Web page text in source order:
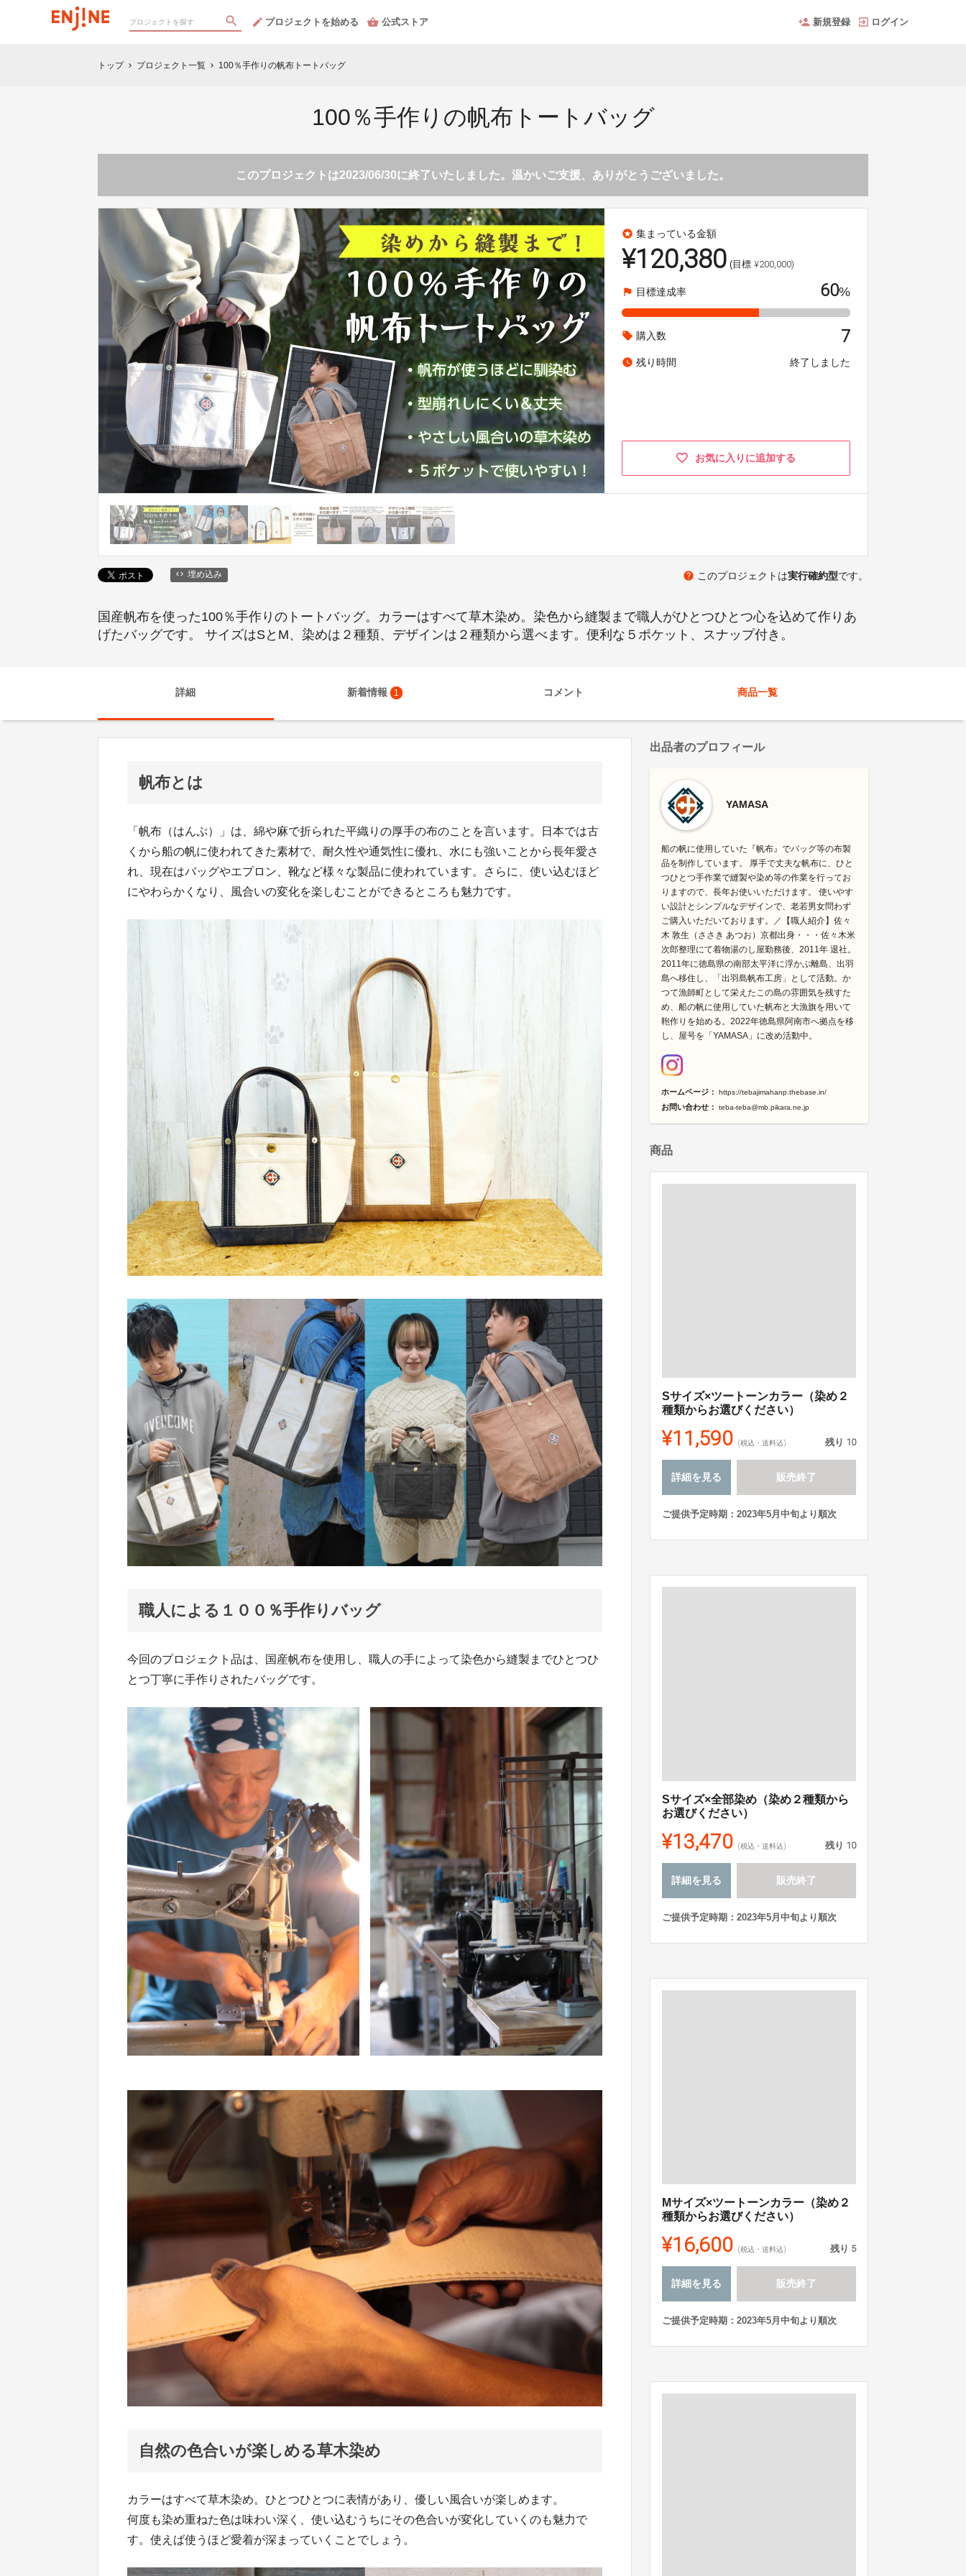
プロジェクトを始める 公式ストア 新規登録 ログイン
トップ chevron_right プロジェクト一覧 chevron_right 100％手作りの帆布トートバッグ
100％手作りの帆布トートバッグ
このプロジェクトは2023/06/30に終了いたしました。温かいご支援、ありがとうございました。
stars 集まっている金額
¥120,380 (目標 ¥200,000)
flag 目標達成率 60%
local_offer 購入数 7
watch_later 残り時間 終了しました
お気に入りに追加する
埋め込み help このプロジェクトは実行確約型です。
国産帆布を使った100％手作りのトートバッグ。カラーはすべて草木染め。染色から縫製まで職人がひとつひとつ心を込めて作りあ
げたバッグです。 サイズはSとM、染めは２種類、デザインは２種類から選べます。便利な５ポケット、スナップ付き。
詳細 新着情報 1 コメント 商品一覧
帆布とは
「帆布（はんぷ）」は、綿や麻で折られた平織りの厚手の布のことを言います。日本では古
くから船の帆に使われてきた素材で、耐久性や通気性に優れ、水にも強いことから長年愛さ
れ、現在はバッグやエプロン、靴など様々な製品に使われています。さらに、使い込むほど
にやわらかくなり、風合いの変化を楽しむことができるところも魅力です。
職人による１００％手作りバッグ
今回のプロジェクト品は、国産帆布を使用し、職人の手によって染色から縫製までひとつひ
とつ丁寧に手作りされたバッグです。
自然の色合いが楽しめる草木染め
カラーはすべて草木染め。ひとつひとつに表情があり、優しい風合いが楽しめます。
何度も染め重ねた色は味わい深く、使い込むうちにその色合いが変化していくのも魅力で
す。使えば使うほど愛着が深まっていくことでしょう。
出品者のプロフィール
YAMASA
船の帆に使用していた『帆布』でバッグ等の布製
品を制作しています。 厚手で丈夫な帆布に、ひと
つひとつ手作業で縫製や染め等の作業を行ってお
りますので、長年お使いいただけます。 使いやす
い設計とシンプルなデザインで、老若男女問わず
ご購入いただいております。／【職人紹介】佐々
木 敦生（ささき あつお）京都出身・・・佐々木米
次郎整理にて着物湯のし屋勤務後、2011年 退社。
2011年に徳島県の南部太平洋に浮かぶ離島、出羽
島へ移住し、「出羽島帆布工房」として活動。か
つて漁師町として栄えたこの島の雰囲気を残すた
め、船の帆に使用していた帆布と大漁旗を用いて
鞄作りを始める。2022年徳島県阿南市へ拠点を移
し、屋号を「YAMASA」に改め活動中。
ホームページ： https://tebajimahanp.thebase.in/
お問い合わせ： teba-teba@mb.pikara.ne.jp
商品
Sサイズ×ツートーンカラー（染め２
種類からお選びください）
¥11,590 (税込・送料込) 残り 10
詳細を見る 販売終了
ご提供予定時期：2023年5月中旬より順次
Sサイズ×全部染め（染め２種類から
お選びください）
¥13,470 (税込・送料込) 残り 10
詳細を見る 販売終了
ご提供予定時期：2023年5月中旬より順次
Mサイズ×ツートーンカラー（染め２
種類からお選びください）
¥16,600 (税込・送料込) 残り 5
詳細を見る 販売終了
ご提供予定時期：2023年5月中旬より順次